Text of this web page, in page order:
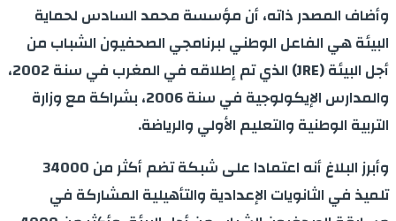
وأضاف المصدر ذاته، أن مؤسسة محمد السادس لحماية
البيئة هي الفاعل الوطني لبرنامجي الصحفيون الشباب من
أجل البيئة (JRE) الذي تم إطلاقه في المغرب في سنة 2002،
والمدارس الإيكولوجية في سنة 2006، بشراكة مع وزارة
التربية الوطنية والتعليم الأولي والرياضة.
وأبرز البلاغ أنه اعتمادا على شبكة تضم أكثر من 34000
تلميذ في الثانويات الإعدادية والتأهيلية المشاركة في